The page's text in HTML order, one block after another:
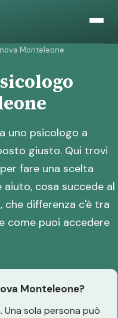
Monteleone
uno psicologo a
giusto. Qui trovi
fare una scelta
aiuto, cosa succede al
differenza c'è tra
come puoi accedere
Monteleone?
Una sola persona può